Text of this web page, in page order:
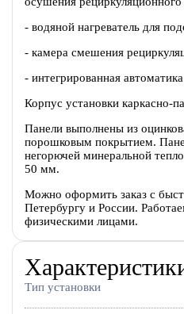
- водяной нагреватель для
- камера смешения
- интегрированная
Корпус установки каркасно-
Панели выполнены из
порошковым покрытием.
негорючей минеральной
50 мм.
Можно оформить заказ с
Петербургу и России.
физическими лицами.
Тип установки